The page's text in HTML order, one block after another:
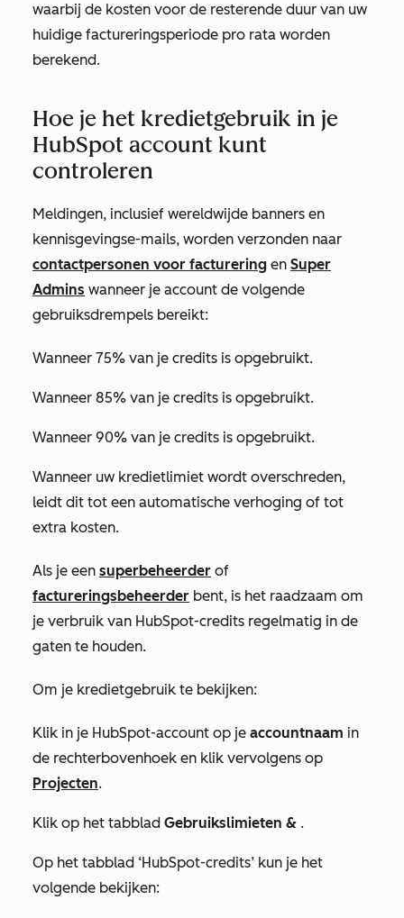
waarbij de kosten voor de resterende duur van uw
huidige factureringsperiode pro rata worden
berekend.
Hoe je het kredietgebruik in je
HubSpot account kunt
controleren
Meldingen, inclusief wereldwijde banners en
kennisgevingse-mails, worden verzonden naar
contactpersonen voor facturering en Super
Admins wanneer je account de volgende
gebruiksdrempels bereikt:
Wanneer 75% van je credits is opgebruikt.
Wanneer 85% van je credits is opgebruikt.
Wanneer 90% van je credits is opgebruikt.
Wanneer uw kredietlimiet wordt overschreden,
leidt dit tot een automatische verhoging of tot
extra kosten.
Als je een superbeheerder of
factureringsbeheerder bent, is het raadzaam om
je verbruik van HubSpot-credits regelmatig in de
gaten te houden.
Om je kredietgebruik te bekijken:
Klik in je HubSpot-account op je accountnaam in
de rechterbovenhoek en klik vervolgens op
Projecten.
Klik op het tabblad Gebruikslimieten & .
Op het tabblad ‘HubSpot-credits’ kun je het
volgende bekijken: